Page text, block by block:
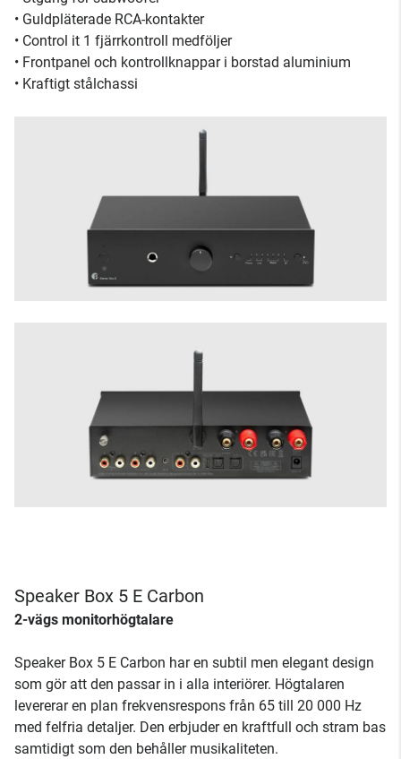
• Guldpläterade RCA-kontakter
• Control it 1 fjärrkontroll medföljer
• Frontpanel och kontrollknappar i borstad aluminium
• Kraftigt stålchassi
Speaker Box 5 E Carbon
2-vägs monitorhögtalare
Speaker Box 5 E Carbon har en subtil men elegant design
som gör att den passar in i alla interiörer. Högtalaren
levererar en plan frekvensrespons från 65 till 20 000 Hz
med felfria detaljer. Den erbjuder en kraftfull och stram bas
samtidigt som den behåller musikaliteten.